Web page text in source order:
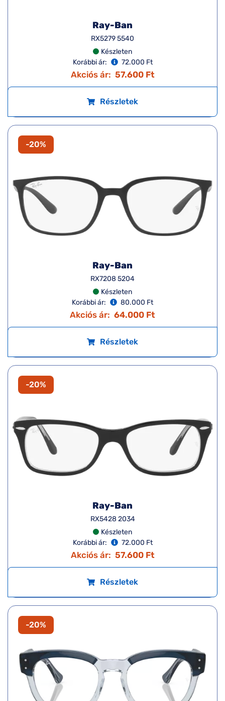
Ray-Ban
RX5279 5540
Készleten
Korábbi ár:
72.000 Ft
Akciós ár: 57.600 Ft
Részletek
-20%
Ray-Ban
RX7208 5204
Készleten
Korábbi ár:
80.000 Ft
Akciós ár: 64.000 Ft
Részletek
-20%
Ray-Ban
RX5428 2034
Készleten
Korábbi ár:
72.000 Ft
Akciós ár: 57.600 Ft
Részletek
-20%